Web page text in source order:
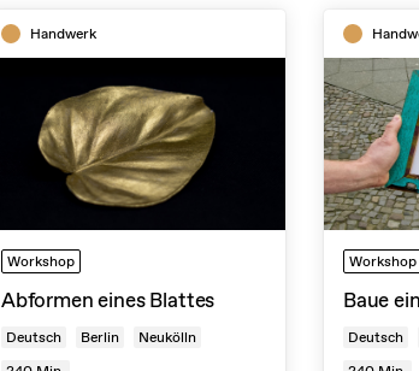
Handwerk
Workshop
Abformen eines Blattes
Deutsch Berlin
Neukölln
Workshop
Baue
Deutsch